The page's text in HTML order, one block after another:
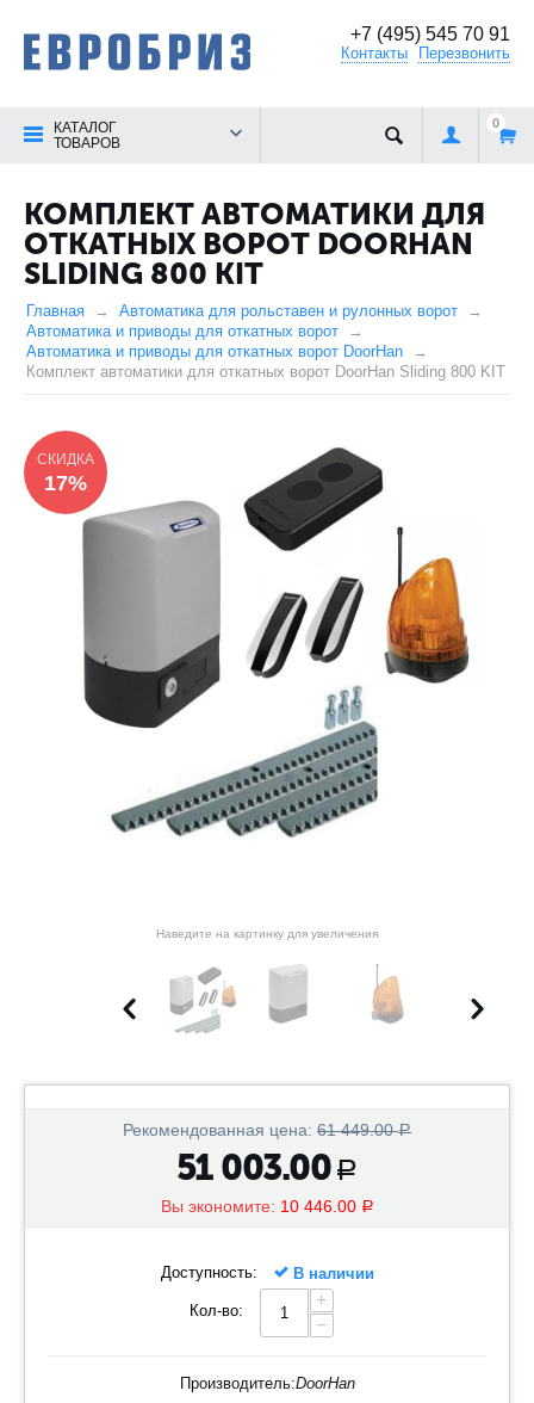
+7 (495) 545 70 91
Контакты Перезвонить
КАТАЛОГ
ТОВАРОВ
0
КОМПЛЕКТ АВТОМАТИКИ ДЛЯ
ОТКАТНЫХ ВОРОТ DOORHAN
SLIDING 800 KIT
Главная
Автоматика для рольставен и рулонных ворот
Автоматика и приводы для откатных ворот
Автоматика и приводы для откатных ворот DoorHan
Комплект автоматики для откатных ворот DoorHan Sliding 800 KIT
СКИДКА
17%
Наведите на картинку для увеличения
Рекомендованная цена: 61 449.00 Р
51 003.00 Р
Вы экономите: 10 446.00 Р
Доступность: В наличии
Кол-во:
+
−
Производитель:DoorHan